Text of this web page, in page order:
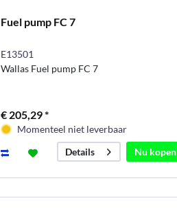
Fuel pump FC 7
E13501
Wallas Fuel pump FC 7
€ 205,29 *
Momenteel niet leverbaar
Details
Nu kopen